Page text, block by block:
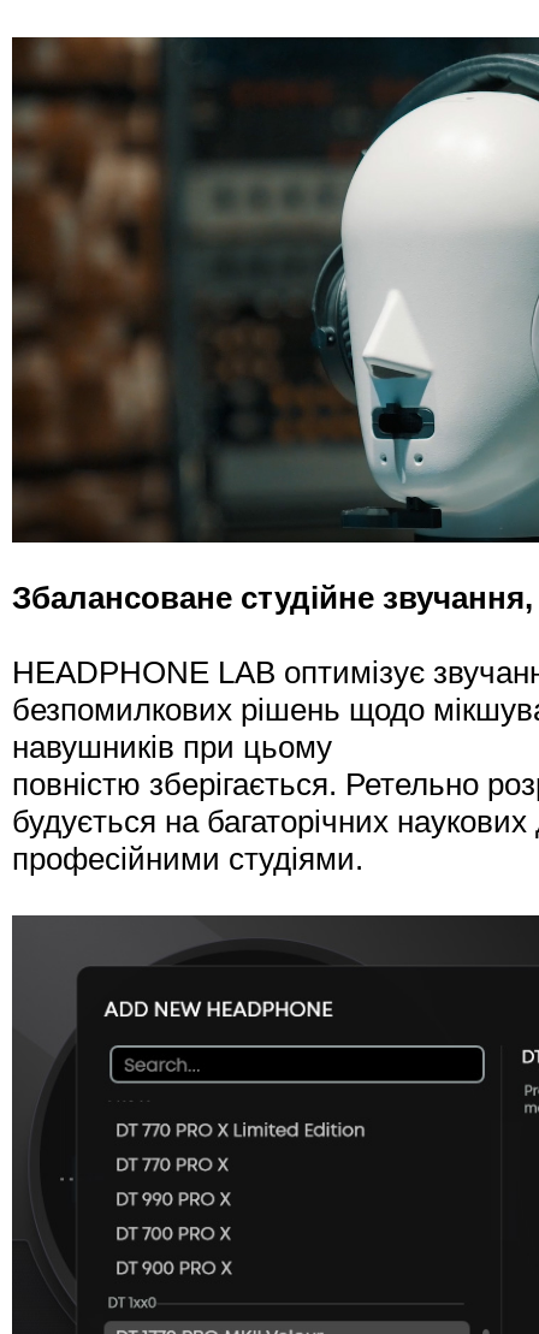
Збалансоване студійне
HEADPHONE LAB оптимізує
безпомилкових рішень щодо
навушників при цьому
повністю зберігається. Ретельно
будується на багаторічних
професійними студіями.